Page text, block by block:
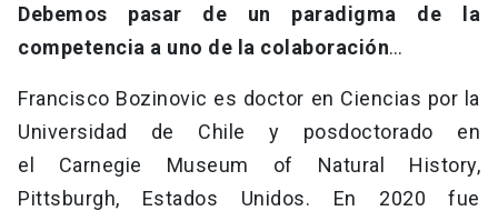
Debemos pasar de un paradigma de la
competencia a uno de la colaboración…
Francisco Bozinovic es doctor en Ciencias por la
Universidad de Chile y posdoctorado en
el Carnegie Museum of Natural History,
Pittsburgh, Estados Unidos. En 2020 fue